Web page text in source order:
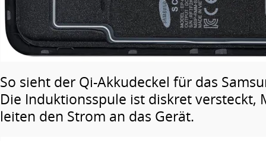
So sieht der Qi-Akkudeckel für das
Die Induktionsspule ist diskret versteckt,
leiten den Strom an das Gerät.